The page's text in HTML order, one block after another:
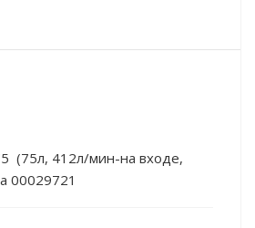
(75л, 412л/мин-на входе,
00029721